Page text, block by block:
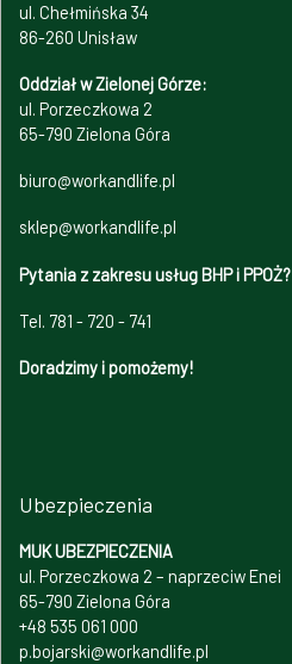
ul. Chełmińska 34
86-260 Unisław
Oddział w Zielonej Górze:
ul. Porzeczkowa 2
65-790 Zielona Góra
biuro@workandlife.pl
sklep@workandlife.pl
Pytania z zakresu usług BHP i PPOŻ?
Tel. 781 - 720 - 741
Doradzimy i pomożemy!
Ubezpieczenia
MUK UBEZPIECZENIA
ul. Porzeczkowa 2 – naprzeciw Enei
65-790 Zielona Góra
+48 535 061 000
p.bojarski@workandlife.pl